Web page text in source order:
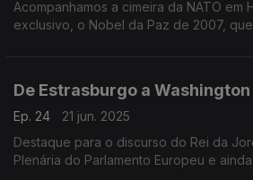
Acompanhamos a cimeira da NATO em
exclusivo, o Nobel da Paz de 2007,
De Estrasburgo a Washington
Ep. 24
21 jun. 2025
Destaque para o discurso do Rei da
Plenária do Parlamento Europeu e